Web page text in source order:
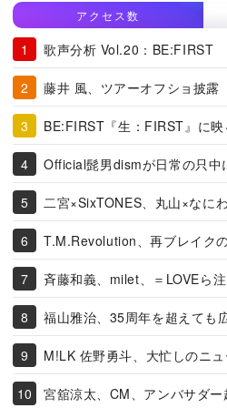
アクセス数
歌声分析 Vol.20：BE:FIRST
藤井 風、ツアーオフショ披露
BE:FIRST『生：FIRST』に
Official髭男dismが日常の只中
二宮×SixTONES、丸山×なに
T.M.Revolution、再ブレイク
斉藤和義、milet、＝LOVEら
福山雅治、35周年を超えても
M!LK 佐野勇斗、大忙しのニ
宮舘涼太、CM、アンバサダ